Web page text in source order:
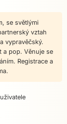
se světlými
vztah
vypravěčský.
a pop. Věnuje se
Registrace a